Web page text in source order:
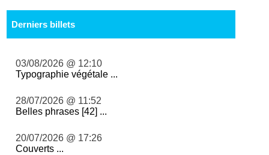
Derniers billets
03/08/2026 @ 12:10
Typographie végétale ...
28/07/2026 @ 11:52
Belles phrases [42] ...
20/07/2026 @ 17:26
Couverts ...